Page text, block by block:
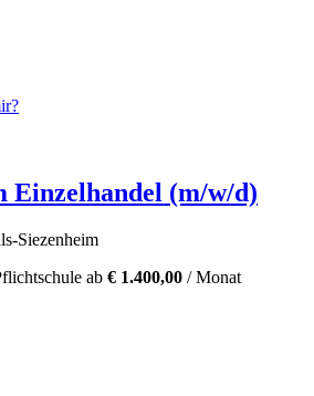
Einzelhandel (m/w/d)
Siezenheim
ab € 1.400,00 / Monat